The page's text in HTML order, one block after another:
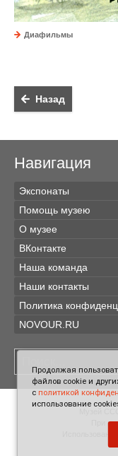
Диафильмы
Назад
Навигация
Экспонаты
Помощь музею
О музее
ВКонтакте
Наша команда
Наши контакты
Политика
NOVOUR.RU
При
Продолжая
файлов cookie и
с политикой
использование